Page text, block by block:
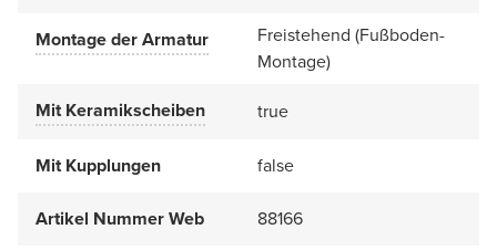
Montage der Armatur
Freistehend (Fußboden-
Montage)
Mit Keramikscheiben
true
Mit Kupplungen false
Artikel Nummer Web 88166